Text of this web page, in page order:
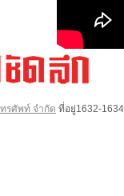
รศัพท์ จำกัด ที่อยู่1632-